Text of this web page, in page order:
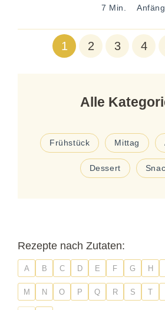
7 Min.
1 2 3 4
Alle
Frühstück Mittag
Dessert
Rezepte nach Zutaten:
A B C D E F G H
M N O P Q R S T